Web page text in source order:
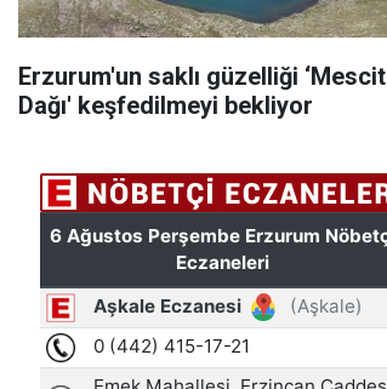
Erzurum'un saklı güzelliği ‘Mescit
Dağı' keşfedilmeyi bekliyor